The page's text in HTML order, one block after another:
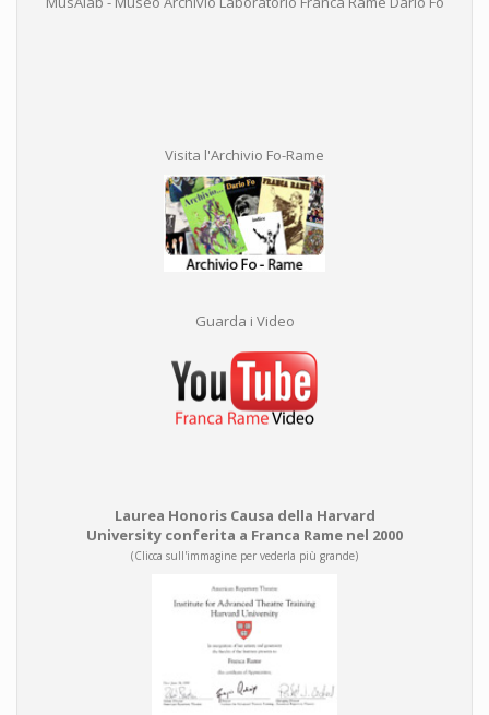
Visita l'Archivio Fo-Rame
Guarda i Video
Laurea Honoris Causa della Harvard
University conferita a Franca Rame nel 2000
(Clicca sull'immagine per vederla più grande)